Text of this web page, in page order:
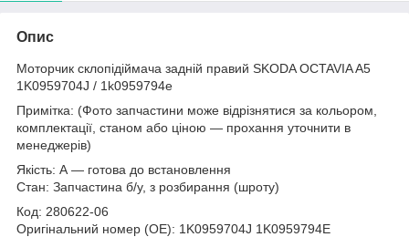
Опис
Моторчик склопідіймача задній правий SKODA OCTAVIA A5
1K0959704J / 1k0959794e
Примітка: (Фото запчастини може відрізнятися за кольором,
комплектації, станом або ціною — прохання уточнити в
менеджерів)
Якість: А — готова до встановлення
Стан: Запчастина б/у, з розбирання (шроту)
Код: 280622-06
Оригінальний номер (ОЕ): 1K0959704J 1K0959794E